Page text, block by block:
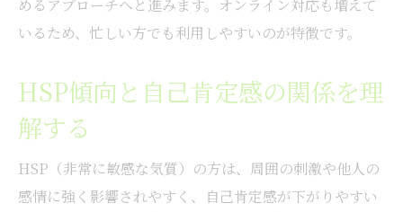
めるアプローチへと進みます。オンライン対応も増えて
いるため、忙しい方でも利用しやすいのが特徴です。
HSP傾向と自己肯定感の関係を理
解する
HSP（非常に敏感な気質）の方は、周囲の刺激や他人の
感情に強く影響されやすく、自己肯定感が下がりやすい